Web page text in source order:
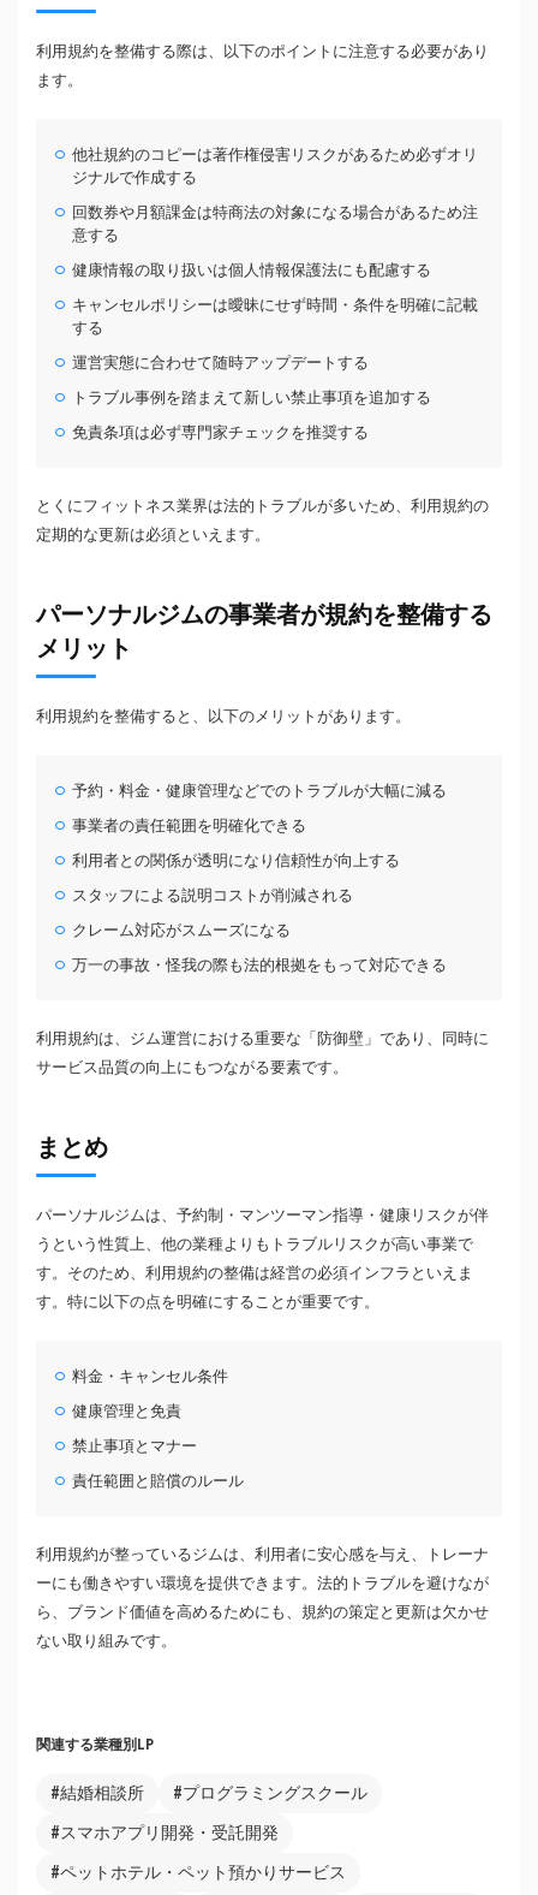
利用規約を整備する際は、以下のポイントに注意する必要があり
ます。
他社規約のコピーは著作権侵害リスクがあるため必ずオリ
ジナルで作成する
回数券や月額課金は特商法の対象になる場合があるため注
意する
健康情報の取り扱いは個人情報保護法にも配慮する
キャンセルポリシーは曖昧にせず時間・条件を明確に記載
する
運営実態に合わせて随時アップデートする
トラブル事例を踏まえて新しい禁止事項を追加する
免責条項は必ず専門家チェックを推奨する
とくにフィットネス業界は法的トラブルが多いため、利用規約の
定期的な更新は必須といえます。
パーソナルジムの事業者が規約を整備する
メリット
利用規約を整備すると、以下のメリットがあります。
予約・料金・健康管理などでのトラブルが大幅に減る
事業者の責任範囲を明確化できる
利用者との関係が透明になり信頼性が向上する
スタッフによる説明コストが削減される
クレーム対応がスムーズになる
万一の事故・怪我の際も法的根拠をもって対応できる
利用規約は、ジム運営における重要な「防御壁」であり、同時に
サービス品質の向上にもつながる要素です。
まとめ
パーソナルジムは、予約制・マンツーマン指導・健康リスクが伴
うという性質上、他の業種よりもトラブルリスクが高い事業で
す。そのため、利用規約の整備は経営の必須インフラといえま
す。特に以下の点を明確にすることが重要です。
料金・キャンセル条件
健康管理と免責
禁止事項とマナー
責任範囲と賠償のルール
利用規約が整っているジムは、利用者に安心感を与え、トレーナ
ーにも働きやすい環境を提供できます。法的トラブルを避けなが
ら、ブランド価値を高めるためにも、規約の策定と更新は欠かせ
ない取り組みです。
関連する業種別LP
#結婚相談所 #プログラミングスクール
#スマホアプリ開発・受託開発
#ペットホテル・ペット預かりサービス